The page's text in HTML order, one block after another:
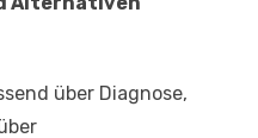
über Diagnose,